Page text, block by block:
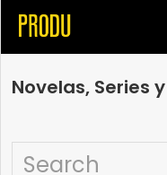
Novelas, Series